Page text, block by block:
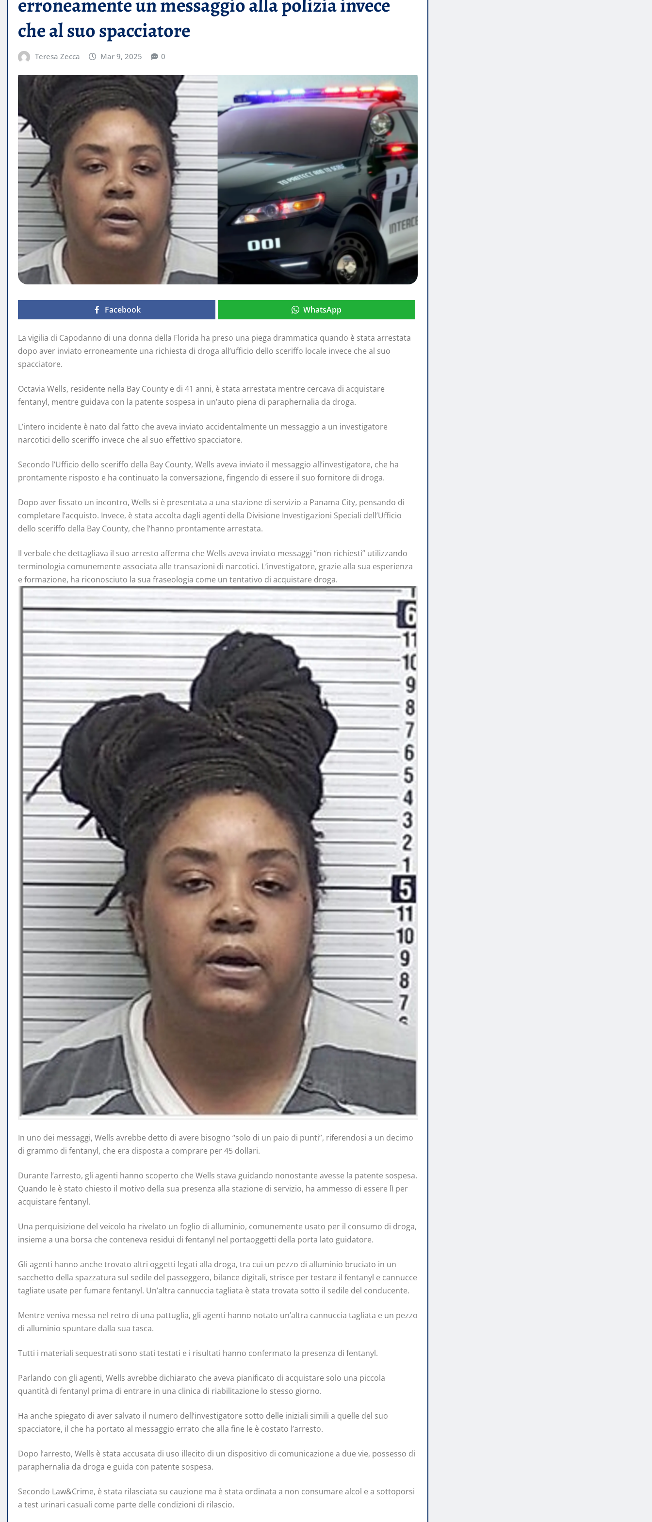
che al suo spacciatore
Teresa Zecca Mar 9, 2025 0
Facebook WhatsApp
La vigilia di Capodanno di una donna della Florida ha preso una piega drammatica quando è stata arrestata
dopo aver inviato erroneamente una richiesta di droga all’ufficio dello sceriffo locale invece che al suo
spacciatore.
Octavia Wells, residente nella Bay County e di 41 anni, è stata arrestata mentre cercava di acquistare
fentanyl, mentre guidava con la patente sospesa in un’auto piena di paraphernalia da droga.
L’intero incidente è nato dal fatto che aveva inviato accidentalmente un messaggio a un investigatore
narcotici dello sceriffo invece che al suo effettivo spacciatore.
Secondo l’Ufficio dello sceriffo della Bay County, Wells aveva inviato il messaggio all’investigatore, che ha
prontamente risposto e ha continuato la conversazione, fingendo di essere il suo fornitore di droga.
Dopo aver fissato un incontro, Wells si è presentata a una stazione di servizio a Panama City, pensando di
completare l’acquisto. Invece, è stata accolta dagli agenti della Divisione Investigazioni Speciali dell’Ufficio
dello sceriffo della Bay County, che l’hanno prontamente arrestata.
Il verbale che dettagliava il suo arresto afferma che Wells aveva inviato messaggi “non richiesti” utilizzando
terminologia comunemente associata alle transazioni di narcotici. L’investigatore, grazie alla sua esperienza
e formazione, ha riconosciuto la sua fraseologia come un tentativo di acquistare droga.
In uno dei messaggi, Wells avrebbe detto di avere bisogno “solo di un paio di punti”, riferendosi a un decimo
di grammo di fentanyl, che era disposta a comprare per 45 dollari.
Durante l’arresto, gli agenti hanno scoperto che Wells stava guidando nonostante avesse la patente sospesa.
Quando le è stato chiesto il motivo della sua presenza alla stazione di servizio, ha ammesso di essere lì per
acquistare fentanyl.
Una perquisizione del veicolo ha rivelato un foglio di alluminio, comunemente usato per il consumo di droga,
insieme a una borsa che conteneva residui di fentanyl nel portaoggetti della porta lato guidatore.
Gli agenti hanno anche trovato altri oggetti legati alla droga, tra cui un pezzo di alluminio bruciato in un
sacchetto della spazzatura sul sedile del passeggero, bilance digitali, strisce per testare il fentanyl e cannucce
tagliate usate per fumare fentanyl. Un’altra cannuccia tagliata è stata trovata sotto il sedile del conducente.
Mentre veniva messa nel retro di una pattuglia, gli agenti hanno notato un’altra cannuccia tagliata e un pezzo
di alluminio spuntare dalla sua tasca.
Tutti i materiali sequestrati sono stati testati e i risultati hanno confermato la presenza di fentanyl.
Parlando con gli agenti, Wells avrebbe dichiarato che aveva pianificato di acquistare solo una piccola
quantità di fentanyl prima di entrare in una clinica di riabilitazione lo stesso giorno.
Ha anche spiegato di aver salvato il numero dell’investigatore sotto delle iniziali simili a quelle del suo
spacciatore, il che ha portato al messaggio errato che alla fine le è costato l’arresto.
Dopo l’arresto, Wells è stata accusata di uso illecito di un dispositivo di comunicazione a due vie, possesso di
paraphernalia da droga e guida con patente sospesa.
Secondo Law&Crime, è stata rilasciata su cauzione ma è stata ordinata a non consumare alcol e a sottoporsi
a test urinari casuali come parte delle condizioni di rilascio.